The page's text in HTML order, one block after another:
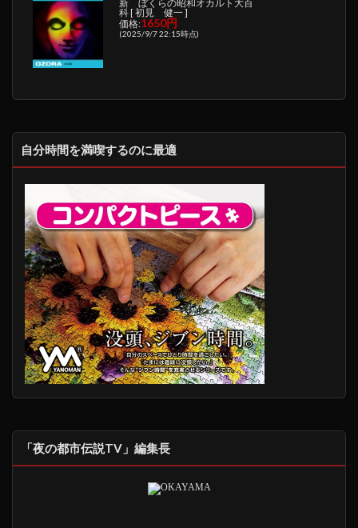
新 ぼくらの昭和オカルト大百
科 [ 初見 健一 ]
価格:1650円
(2025/9/7 22:15時点)
自分時間を満喫するのに最適
「夜の都市伝説TV」編集長